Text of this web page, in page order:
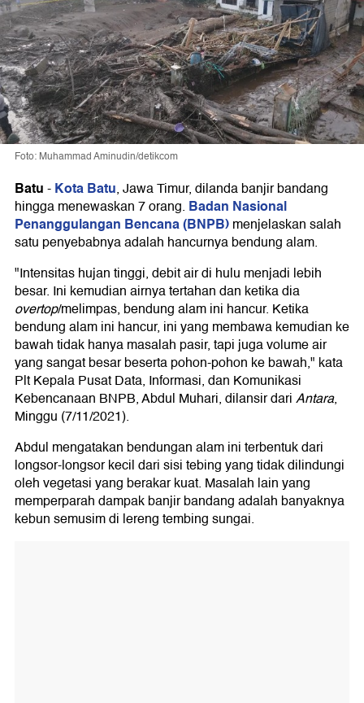
Foto: Muhammad Aminudin/detikcom
Batu-Kota Batu, Jawa Timur, dilanda banjir bandang
hingga menewaskan 7 orang. Badan Nasional
Penanggulangan Bencana (BNPB)menjelaskan salah
satu penyebabnya adalah hancurnya bendung alam.
"Intensitas hujan tinggi, debit air di hulu menjadi lebih
besar. Ini kemudian airnya tertahan dan ketika dia
overtop/melimpas, bendung alam ini hancur. Ketika
bendung alam ini hancur, ini yang membawa kemudian ke
bawah tidak hanya masalah pasir, tapi juga volume air
yang sangat besar beserta pohon-pohon ke bawah," kata
Plt Kepala Pusat Data, Informasi, dan Komunikasi
Kebencanaan BNPB, Abdul Muhari, dilansir dariAntara,
Minggu (7/11/2021).
Abdul mengatakan bendungan alam ini terbentuk dari
longsor-longsor kecil dari sisi tebing yang tidak dilindungi
oleh vegetasi yang berakar kuat. Masalah lain yang
memperparah dampak banjir bandang adalah banyaknya
kebun semusim di lereng tembing sungai.